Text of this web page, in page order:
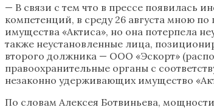
— В связи с тем что в прессе появилась
компетенций, в среду 26 августа мною
имущества «Актиса», но она потерпела
также неустановленные лица,
второго должника — ООО «Эскорт»
правоохранительные органы с
незаконно удерживающих имущество
По словам Алексея Ботвиньева,